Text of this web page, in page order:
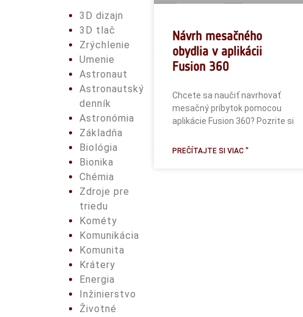
3D dizajn
3D tlač
Zrýchlenie
Umenie
Astronaut
Astronautský
denník
Astronómia
Základňa
Biológia
Bionika
Chémia
Zdroje pre
triedu
Kométy
Komunikácia
Komunita
Krátery
Energia
Inžinierstvo
Životné
Návrh mesačného
obydlia v aplikácii
Fusion 360
Chcete sa naučiť navrhovať
mesačný príbytok pomocou
aplikácie Fusion 360? Pozrite si
PREČÍTAJTE SI VIAC "